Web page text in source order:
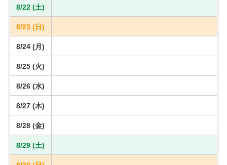
8/22 (土)
8/23 (日)
8/24 (月)
8/25 (火)
8/26 (水)
8/27 (木)
8/28 (金)
8/29 (土)